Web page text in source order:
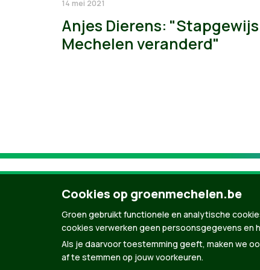
14 mei 2021
Anjes Dierens: "Stapgewijs
Mechelen veranderd"
Cookies op groenmechelen.be
Groen gebruikt functionele en analytische
cookies verwerken geen persoonsgegevens en
Als je daarvoor toestemming geeft, maken we
af te stemmen op jouw voorkeuren.